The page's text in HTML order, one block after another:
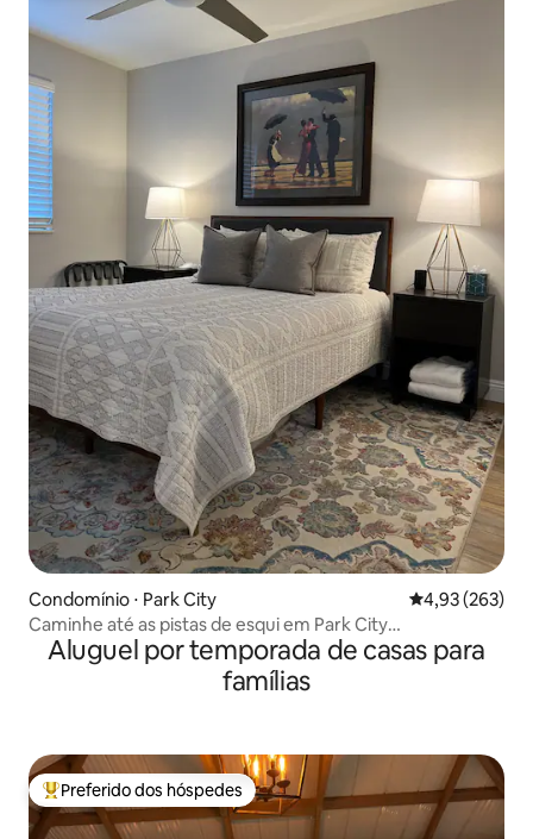
Condomínio ⋅ Park City 4,93 de uma
4,93 (263)
Caminhe até as pistas de esqui em Park City
Mountain/Canyons
Aluguel por temporada de casas para
famílias
Entre os melhores preferidos dos hóspedes
Preferido dos hóspedes